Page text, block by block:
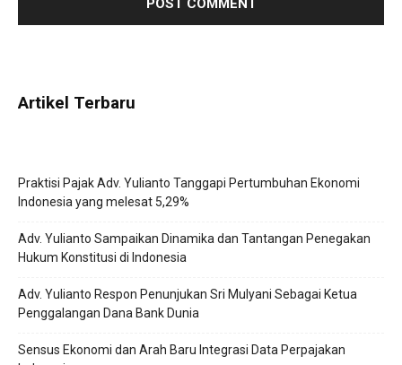
Artikel Terbaru
Praktisi Pajak Adv. Yulianto Tanggapi Pertumbuhan Ekonomi
Indonesia yang melesat 5,29%
Adv. Yulianto Sampaikan Dinamika dan Tantangan Penegakan
Hukum Konstitusi di Indonesia
Adv. Yulianto Respon Penunjukan Sri Mulyani Sebagai Ketua
Penggalangan Dana Bank Dunia
Sensus Ekonomi dan Arah Baru Integrasi Data Perpajakan